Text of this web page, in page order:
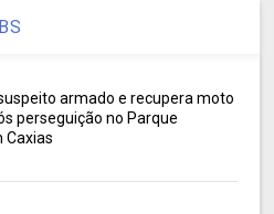
armado e recupera moto
perseguição no Parque
Caxias